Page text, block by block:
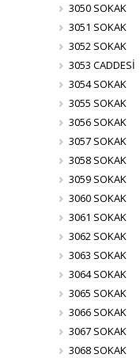
3050 SOKAK
3051 SOKAK
3052 SOKAK
3053 CADDESİ
3054 SOKAK
3055 SOKAK
3056 SOKAK
3057 SOKAK
3058 SOKAK
3059 SOKAK
3060 SOKAK
3061 SOKAK
3062 SOKAK
3063 SOKAK
3064 SOKAK
3065 SOKAK
3066 SOKAK
3067 SOKAK
3068 SOKAK